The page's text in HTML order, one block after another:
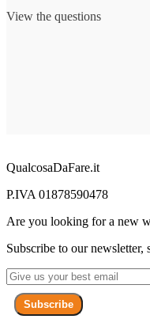
View the questions
QualcosaDaFare.it
P.IVA 01878590478
Are you looking for a new
Subscribe to our newsletter,
Subscribe